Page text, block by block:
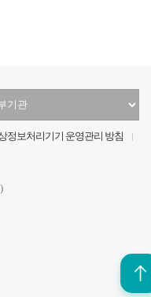
정보처리기기 운영관리 방침